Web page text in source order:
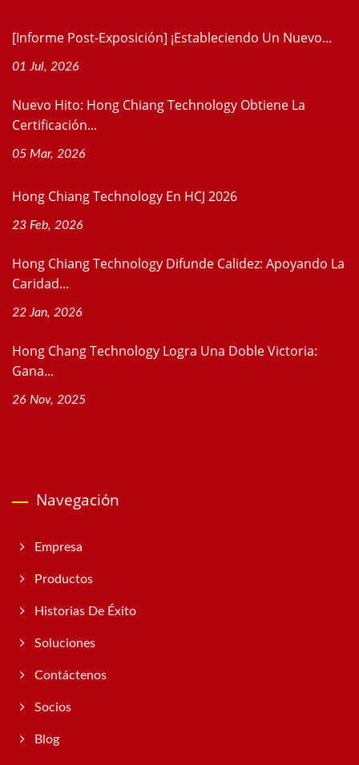
[Informe Post-Exposición] ¡Estableciendo Un Nuevo...
01 Jul, 2026
Nuevo Hito: Hong Chiang Technology Obtiene La
Certificación...
05 Mar, 2026
Hong Chiang Technology En HCJ 2026
23 Feb, 2026
Hong Chiang Technology Difunde Calidez: Apoyando La
Caridad...
22 Jan, 2026
Hong Chang Technology Logra Una Doble Victoria:
Gana...
26 Nov, 2025
Navegación
Empresa
Productos
Historias De Éxito
Soluciones
Contáctenos
Socios
Blog